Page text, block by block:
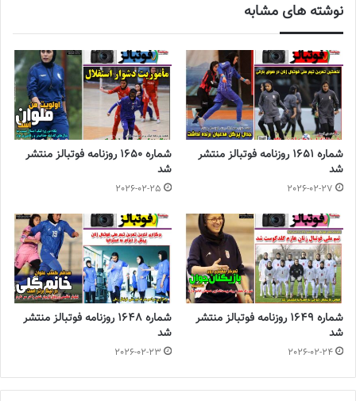
قرعه کشی مرحله دوم رقابت های لیگ دسته دوم فوتسال کشور در
سازمان لیگ فوتسال ایران برگزار شد که تیمفوتسال بانوانپرسپولیس
پلدختر در گروه دوم این رقابت ها باید برای صعود به دسته اول به مصاف
حریفان خود برود.
شماره 891 روزنامه فوتبالز منتشر شد
◾️با فوتبالز همراه شوید◾️فوتبالز را در اینستاگرام دنبال
کنید
برچسب ها روزنامه فوتبالز فوتبال بانوان فوتبال زنان
فوتسال بانوان
فوتسال زنان
نوشته های مشابه
شماره 1651 روزنامه فوتبالز منتشر
شد
2026-02-27
شماره 1650 روزنامه فوتبالز منتشر
شد
2026-02-25
شماره 1649 روزنامه فوتبالز منتشر
شد
2026-02-24
شماره 1648 روزنامه فوتبالز منتشر
شد
2026-02-23